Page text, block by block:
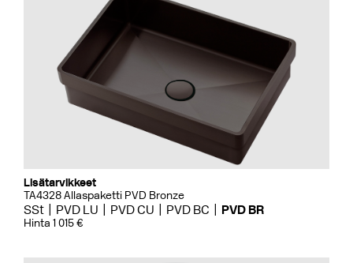
Lisätarvikkeet
TA4328 Allaspaketti PVD Bronze
SSt PVD LU PVD CU PVD BC PVD BR
Hinta 1 015 €